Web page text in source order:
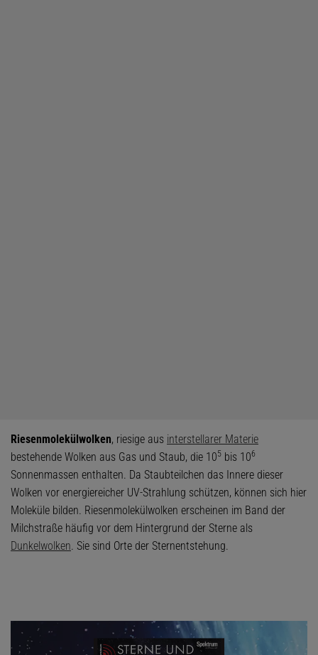
Riesenmolekülwolken, riesige aus interstellarer Materie
bestehende Wolken aus Gas und Staub, die 105 bis 106
Sonnenmassen enthalten. Da Staubteilchen das Innere dieser
Wolken vor energiereicher UV-Strahlung schützen, können sich hier
Moleküle bilden. Riesenmolekülwolken erscheinen im Band der
Milchstraße häufig vor dem Hintergrund der Sterne als
Dunkelwolken. Sie sind Orte der Sternentstehung.